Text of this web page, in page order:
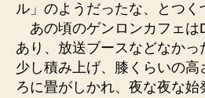
ル」のようだったな、とつく
あの頃のゲンロンカフェ
あり、放送ブースなどなかっ
少し積み上げ、膝くらいの高
ろに畳がしかれ、夜な夜な